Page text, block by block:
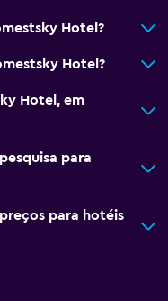
Hotel?
Hotel?
Hotel, em
para
para hotéis